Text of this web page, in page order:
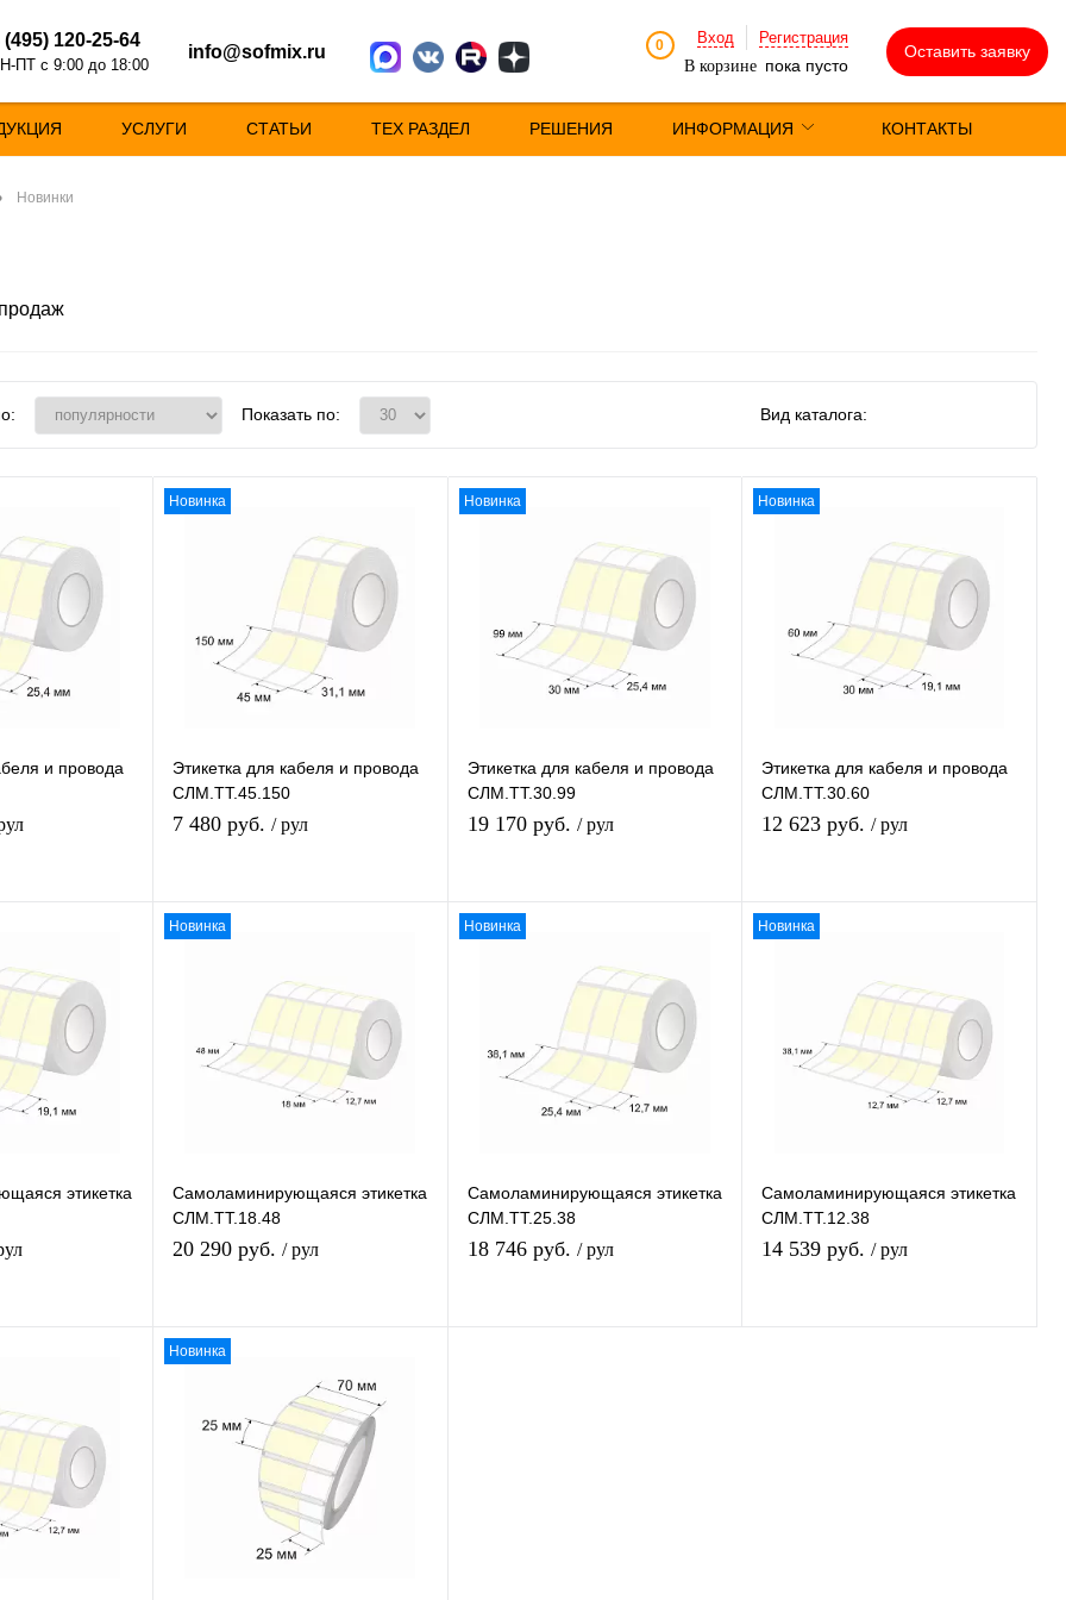
(495) 120-25-64
ПТ с 9:00 до 18:00
info@sofmix.ru 0 Вход
Регистрация
В корзине пока пусто
Оставить заявку
УСЛУГИ СТАТЬИ ТЕХ РАЗДЕЛ РЕШЕНИЯ ИНФОРМАЦИЯ КОНТАКТЫ
Новинки
Показать по: Вид каталога:
и провода
Новинка
Этикетка для кабеля и провода
СЛМ.ТТ.45.150
7 480 руб. / рул
К сравнению
В наличии
Новинка
Этикетка для кабеля и провода
СЛМ.ТТ.30.99
19 170 руб. / рул
В избранное
К сравнению
В наличии
Новинка
Этикетка для кабеля и провода
СЛМ.ТТ.30.60
12 623 руб./ рул
К сравнению
В наличии
этикетка
Новинка
Самоламинирующаяся этикетка
СЛМ.ТТ.18.48
20 290 руб. / рул
В избранное
К сравнению
В наличии
Новинка
Самоламинирующаяся этикетка
СЛМ.ТТ.25.38
18 746 руб. / рул
Новинка
Самоламинирующаяся этикетка
СЛМ.ТТ.12.38
14 539 руб./ рул
Новинка